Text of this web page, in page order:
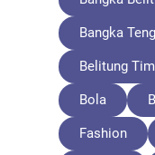
Bangka
Belitung
Bola
Fashion